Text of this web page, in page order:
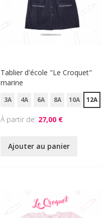
Tablier d'école "Le Croquet"
marine
3A 4A 6A 8A 10A 12A
À partir de 27,00 €
Ajouter au panier